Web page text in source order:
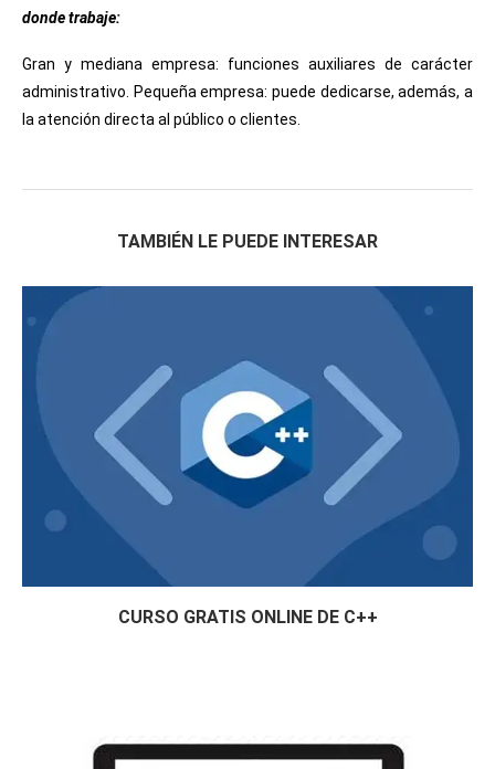
donde trabaje:
Gran y mediana empresa: funciones auxiliares de carácter
administrativo. Pequeña empresa: puede dedicarse, además, a
la atención directa al público o clientes.
TAMBIÉN LE PUEDE INTERESAR
CURSO GRATIS ONLINE DE C++